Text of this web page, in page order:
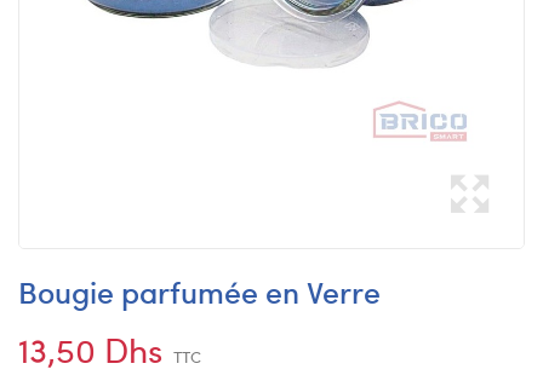
Bougie parfumée en Verre
13,50 Dhs TTC